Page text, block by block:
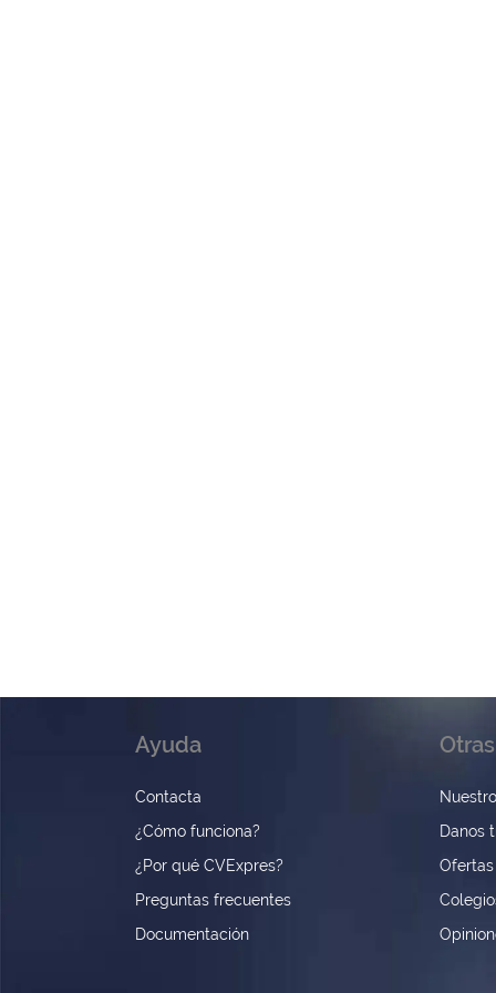
Ayuda
Contacta
¿Cómo funciona?
¿Por qué CVExpres?
Preguntas frecuentes
Documentación
Danos